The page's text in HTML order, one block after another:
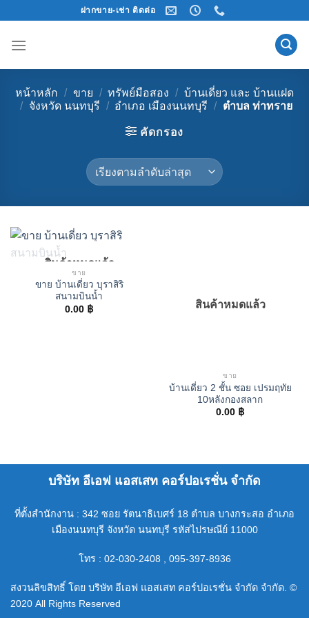
content
ฝากขาย-เช่า ติดต่อ
หน้าหลัก / ขาย / ทรัพย์มือสอง / บ้านเดี่ยว และ บ้านแฝด
/ จังหวัด นนทบุรี / อำเภอ เมืองนนทบุรี / ตำบล ท่าทราย
คัดกรอง
สินค้าหมดแล้ว
ขาย
ขาย บ้านเดี่ยว บุราสิริ
สนามบินน้ำ
0.00 ฿ สินค้าหมดแล้ว
ขาย
บ้านเดี่ยว 2 ชั้น ซอย เปรมฤทัย
10หลังกองสลาก
0.00 ฿
บริษัท อีเอฟ แอสเสท คอร์ปอเรชั่น จำกัด
ที่ตั้งสำนักงาน : 342 ซอย รัตนาธิเบศร์ 18 ตำบล บางกระสอ อำเภอ
เมืองนนทบุรี จังหวัด นนทบุรี รหัสไปรษณีย์ 11000
โทร : 02-030-2408 , 095-397-8936
สงวนลิขสิทธิ์ โดย บริษัท อีเอฟ แอสเสท คอร์ปอเรชั่น จำกัด จำกัด. ©
2020 All Rights Reserved